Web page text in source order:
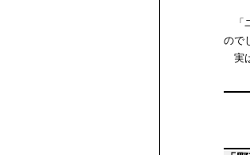
「
ので
実